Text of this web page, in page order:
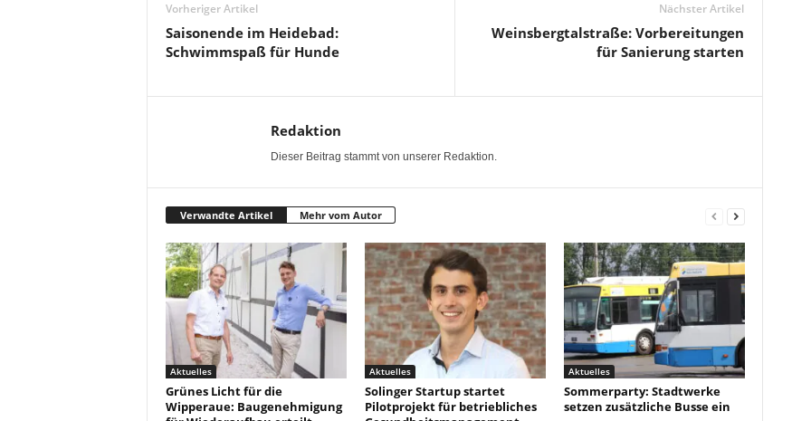
Vorheriger Artikel
Saisonende im Heidebad:
Schwimmspaß für Hunde
Nächster Artikel
Weinsbergtalstraße: Vorbereitungen
für Sanierung starten
Redaktion
Dieser Beitrag stammt von unserer Redaktion.
Verwandte Artikel Mehr vom Autor
Aktuelles
Grünes Licht für die
Wipperaue: Baugenehmigung
Aktuelles
Solinger Startup startet
Pilotprojekt für betriebliches
Aktuelles
Sommerparty: Stadtwerke
setzen zusätzliche Busse ein